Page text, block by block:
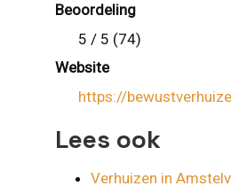
Beoordeling
5 / 5 (74)
Website
https://
Lees ook
Verhuizen in